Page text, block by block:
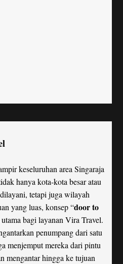
keseluruhan area Singaraja
hanya kota-kota besar atau
tetapi juga wilayah
yang luas, konsep “door to
bagi layanan Vira Travel.
penumpang dari satu
menjemput mereka dari pintu
mengantar hingga ke tujuan